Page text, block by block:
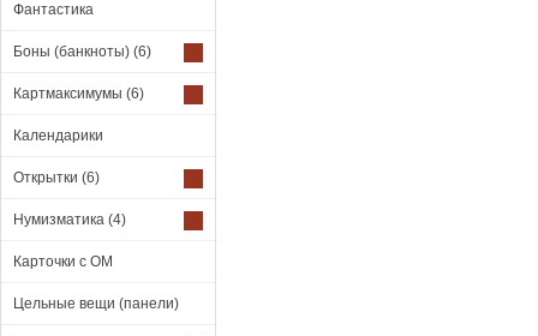
Фантастика
Боны (банкноты) (6)
Картмаксимумы (6)
Календарики
Открытки (6)
Нумизматика (4)
Карточки с ОМ
Цельные вещи (панели)